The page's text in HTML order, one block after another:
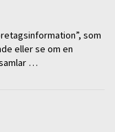
som
eller se om en
…